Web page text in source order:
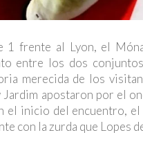
frente al Lyon, el
entre los dos
merecida de los
apostaron por el
el inicio del encuentro,
con la zurda que Lopes